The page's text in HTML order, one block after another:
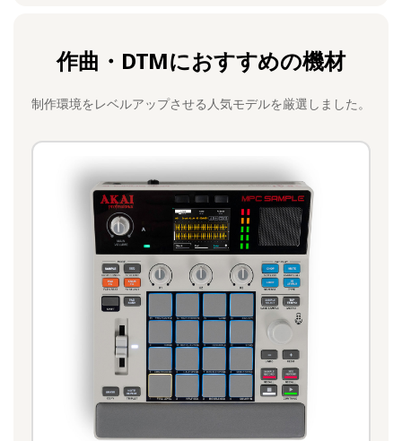
作曲・DTMにおすすめの機材
制作環境をレベルアップさせる人気モデルを厳選しました。